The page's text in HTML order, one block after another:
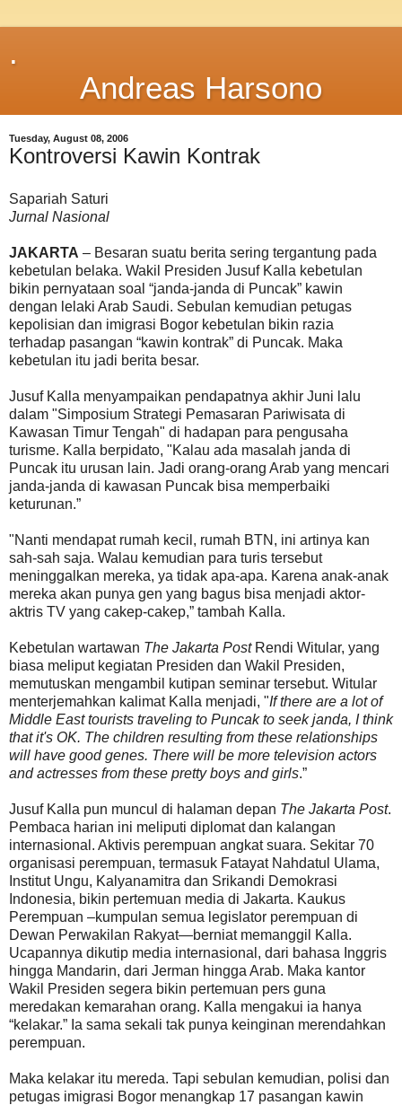
.
Andreas Harsono
Tuesday, August 08, 2006
Kontroversi Kawin Kontrak
Sapariah Saturi
Jurnal Nasional
JAKARTA – Besaran suatu berita sering tergantung pada
kebetulan belaka. Wakil Presiden Jusuf Kalla kebetulan
bikin pernyataan soal “janda-janda di Puncak” kawin
dengan lelaki Arab Saudi. Sebulan kemudian petugas
kepolisian dan imigrasi Bogor kebetulan bikin razia
terhadap pasangan “kawin kontrak” di Puncak. Maka
kebetulan itu jadi berita besar.
Jusuf Kalla menyampaikan pendapatnya akhir Juni lalu
dalam "Simposium Strategi Pemasaran Pariwisata di
Kawasan Timur Tengah" di hadapan para pengusaha
turisme. Kalla berpidato, "Kalau ada masalah janda di
Puncak itu urusan lain. Jadi orang-orang Arab yang mencari
janda-janda di kawasan Puncak bisa memperbaiki
keturunan.”
"Nanti mendapat rumah kecil, rumah BTN, ini artinya kan
sah-sah saja. Walau kemudian para turis tersebut
meninggalkan mereka, ya tidak apa-apa. Karena anak-anak
mereka akan punya gen yang bagus bisa menjadi aktor-
aktris TV yang cakep-cakep,” tambah Kalla.
Kebetulan wartawan The Jakarta PostRendi Witular, yang
biasa meliput kegiatan Presiden dan Wakil Presiden,
memutuskan mengambil kutipan seminar tersebut. Witular
menterjemahkan kalimat Kalla menjadi, "If there are a lot of
Middle East tourists traveling to Puncak to seek janda, I think
that it's OK. The children resulting from these relationships
will have good genes. There will be more television actors
and actresses from these pretty boys and girls.”
Jusuf Kalla pun muncul di halaman depan The Jakarta Post.
Pembaca harian ini meliputi diplomat dan kalangan
internasional. Aktivis perempuan angkat suara. Sekitar 70
organisasi perempuan, termasuk Fatayat Nahdatul Ulama,
Institut Ungu, Kalyanamitra dan Srikandi Demokrasi
Indonesia, bikin pertemuan media di Jakarta. Kaukus
Perempuan –kumpulan semua legislator perempuan di
Dewan Perwakilan Rakyat—berniat memanggil Kalla.
Ucapannya dikutip media internasional, dari bahasa Inggris
hingga Mandarin, dari Jerman hingga Arab. Maka kantor
Wakil Presiden segera bikin pertemuan pers guna
meredakan kemarahan orang. Kalla mengakui ia hanya
“kelakar.” Ia sama sekali tak punya keinginan merendahkan
perempuan.
Maka kelakar itu mereda. Tapi sebulan kemudian, polisi dan
petugas imigrasi Bogor menangkap 17 pasangan kawin